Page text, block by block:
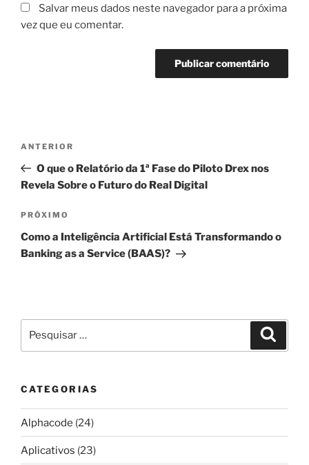
Salvar meus dados neste navegador para a próxima
vez que eu comentar.
Post
Post
anterior
ANTERIOR
O que o Relatório da 1ª Fase do Piloto Drex nos
Revela Sobre o Futuro do Real Digital
Próximo
post
PRÓXIMO
Como a Inteligência Artificial Está Transformando o
Banking as a Service (BAAS)?
por:
CATEGORIAS
Alphacode (24)
Aplicativos (23)